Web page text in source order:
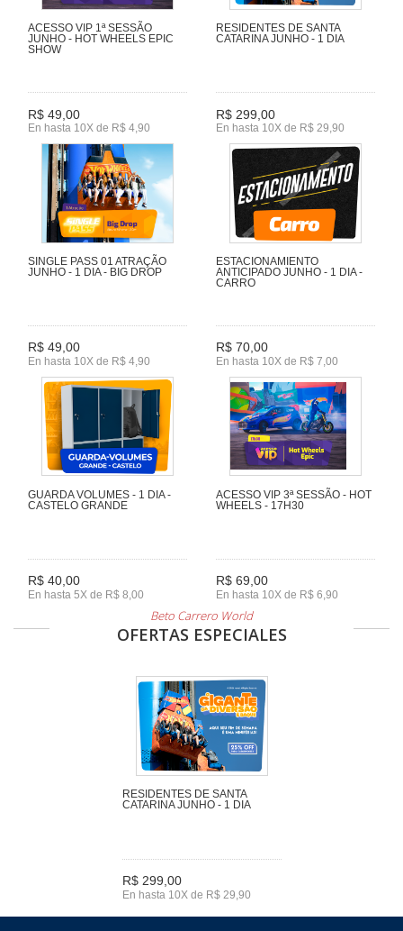
ACESSO VIP 1ª SESSÃO
JUNHO - HOT WHEELS EPIC
SHOW
R$ 49,00
En hasta 10X de R$ 4,90
RESIDENTES DE SANTA
CATARINA JUNHO - 1 DIA
R$ 299,00
En hasta 10X de R$ 29,90
SINGLE PASS 01 ATRAÇÃO
JUNHO - 1 DIA - BIG DROP
R$ 49,00
En hasta 10X de R$ 4,90
ESTACIONAMIENTO
ANTICIPADO JUNHO - 1 DIA -
CARRO
R$ 70,00
En hasta 10X de R$ 7,00
GUARDA VOLUMES - 1 DIA -
CASTELO GRANDE
R$ 40,00
En hasta 5X de R$ 8,00
ACESSO VIP 3ª SESSÃO - HOT
WHEELS - 17H30
R$ 69,00
En hasta 10X de R$ 6,90
Beto Carrero World
OFERTAS ESPECIALES
RESIDENTES DE SANTA
CATARINA JUNHO - 1 DIA
R$ 299,00
En hasta 10X de R$ 29,90